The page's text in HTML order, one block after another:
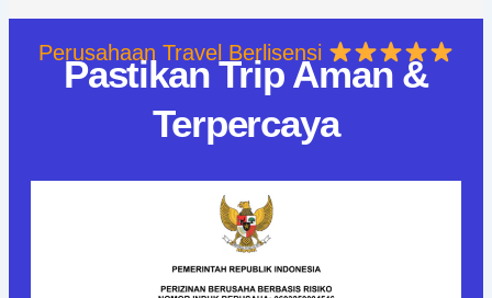
Pastikan Trip Aman &
Terpercaya
Perusahaan Travel Berlisensi